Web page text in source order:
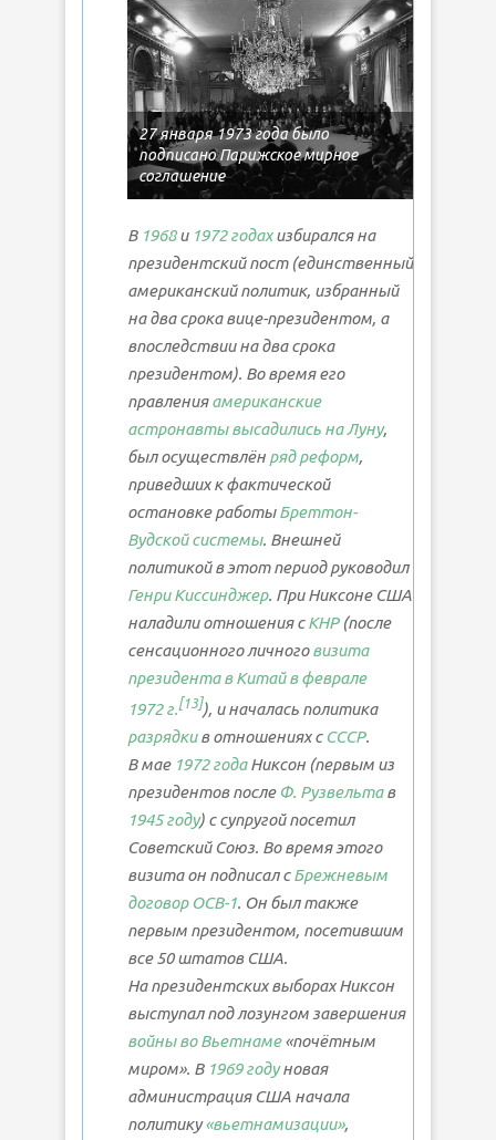
27 января 1973 года было
подписано Парижское мирное
соглашение
В 1968и 1972 годахизбирался на
президентский пост (единственный
американский политик, избранный
на два срока вице-президентом, а
впоследствии на два срока
президентом). Во время его
правленияамериканские
астронавты высадились на Луну,
был осуществлён ряд реформ,
приведших к фактической
остановке работыБреттон-
Вудской системы. Внешней
политикой в этот период руководил
Генри Киссинджер. При Никсоне США
наладили отношения сКНР(после
сенсационного личноговизита
президента в Китай в феврале
1972 г.[13]), и началась политика
разрядкив отношениях с СССР.
В мае 1972 годаНиксон (первым из
президентов после Ф. Рузвельтав
1945 году) с супругой посетил
Советский Союз. Во время этого
визита он подписал сБрежневым
договор ОСВ-1. Он был также
первым президентом, посетившим
все 50 штатов США.
На президентских выборах Никсон
выступал под лозунгом завершения
войны во Вьетнаме«почётным
миром». В 1969 годуновая
администрация США начала
политику«вьетнамизации»,